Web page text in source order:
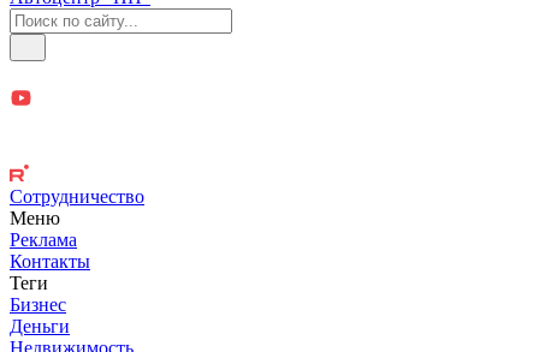
Сотрудничество
Меню
Реклама
Контакты
Теги
Бизнес
Деньги
Недвижимость